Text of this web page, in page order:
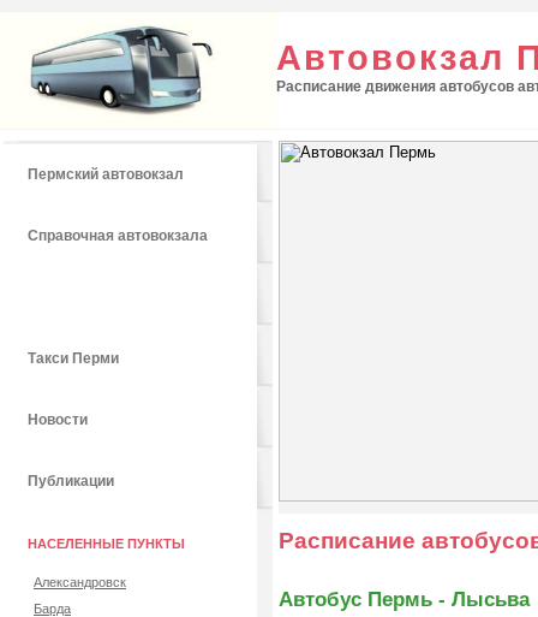
Автовокзал
Расписание движения автобусов
Пермский автовокзал
Справочная автовокзала
Такси Перми
Новости
Публикации
НАСЕЛЕННЫЕ ПУНКТЫ
Александровск
Барда
Расписание
Автобус Пермь - Лысьва